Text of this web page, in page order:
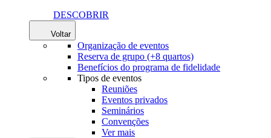
DESCOBRIR
Voltar
Organização de eventos
Reserva de grupo (+8 quartos)
Benefícios do programa de fidelidade
Tipos de eventos
Reuniões
Eventos privados
Seminários
Convenções
Ver mais